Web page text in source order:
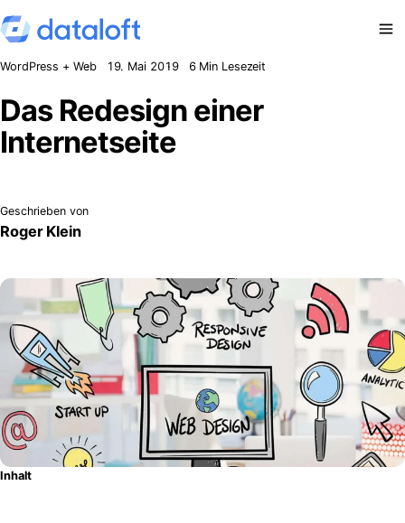
Zum Inhalt springen
WordPress + Web 19. Mai 2019 6 Min Lesezeit
Das Redesign einer
Internetseite
Geschrieben von
Roger Klein
Inhalt